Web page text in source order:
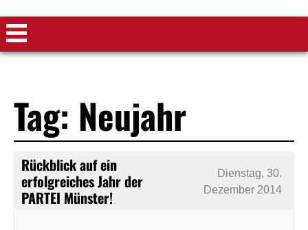
Tag: Neujahr
Rückblick auf ein
erfolgreiches Jahr der
PARTEI Münster!
Dienstag, 30.
Dezember 2014